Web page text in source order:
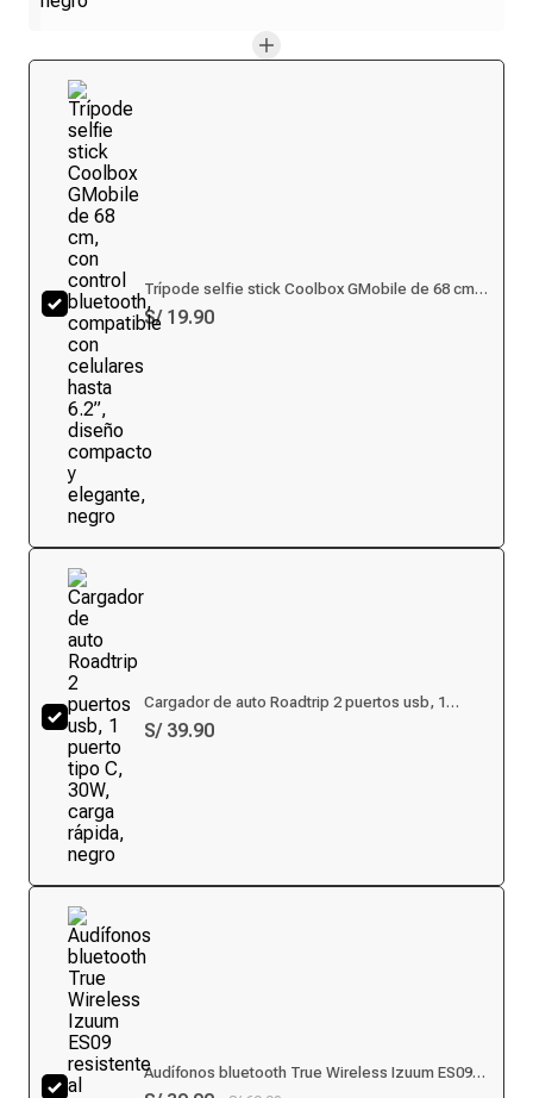
Trípode selfie stick Coolbox GMobile de 68 cm,
con control bluetooth, compatible con celulares
hasta 6.2”, diseño compacto y elegante, negro
S/ 19.90
Cargador de auto Roadtrip 2 puertos usb, 1
puerto tipo C, 30W, carga rápida, negro
S/ 39.90
Audífonos bluetooth True Wireless Izuum ES09
resistente al agua IPX4, duración máx. 6 horas,